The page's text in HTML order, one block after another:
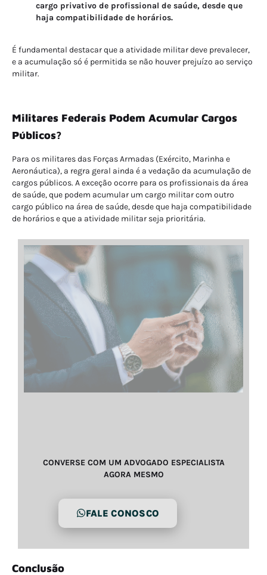
cargo privativo de profissional de saúde, desde que
haja compatibilidade de horários.
É fundamental destacar que a atividade militar deve prevalecer,
e a acumulação só é permitida se não houver prejuízo ao serviço
militar.
Militares Federais Podem Acumular Cargos
Públicos?
Para os militares das Forças Armadas (Exército, Marinha e
Aeronáutica), a regra geral ainda é a vedação da acumulação de
cargos públicos. A exceção ocorre para os profissionais da área
de saúde, que podem acumular um cargo militar com outro
cargo público na área de saúde, desde que haja compatibilidade
de horários e que a atividade militar seja prioritária.
CONVERSE COM UM ADVOGADO ESPECIALISTA
AGORA MESMO
FALE CONOSCO
Conclusão